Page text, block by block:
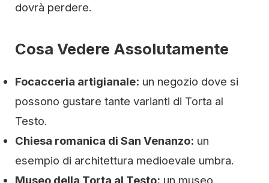
dovrà perdere.
Cosa Vedere Assolutamente
Focacceria artigianale: un negozio dove si
possono gustare tante varianti di Torta al
Testo.
Chiesa romanica di San Venanzo: un
esempio di architettura medioevale umbra.
Museo della Torta al Testo: un museo